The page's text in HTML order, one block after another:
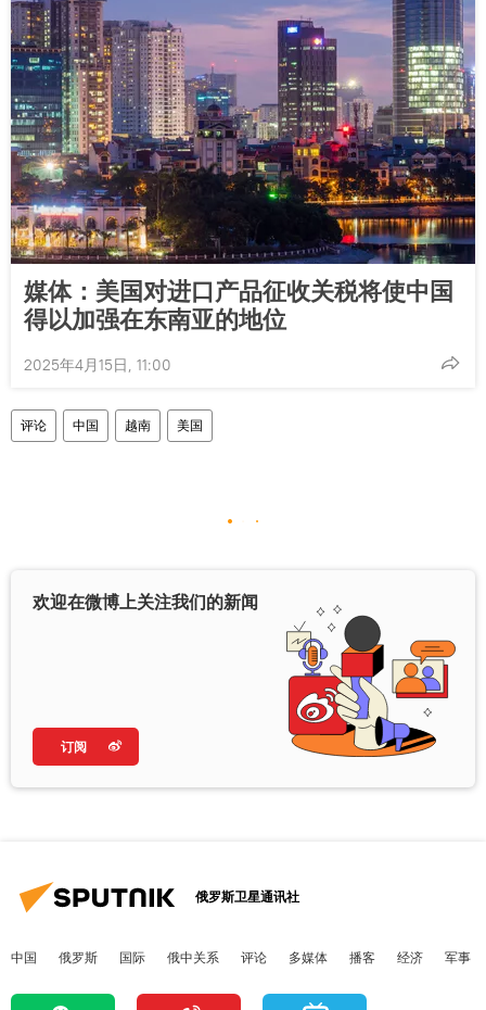
媒体：美国对进口产品征收关税将使中国
得以加强在东南亚的地位
2025年4月15日, 11:00
评论 中国 越南 美国
欢迎在微博上关注我们的新闻
订阅
俄罗斯卫星通讯社
中国 俄罗斯 国际 俄中关系 评论 多媒体 播客 经济 军事